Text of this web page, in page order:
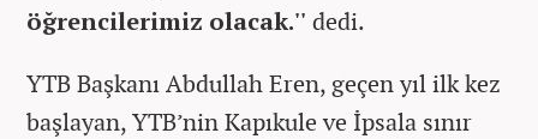
öğrencilerimiz olacak.'' dedi.
YTB Başkanı Abdullah Eren, geçen yıl ilk kez
başlayan, YTB’nin Kapıkule ve İpsala sınır